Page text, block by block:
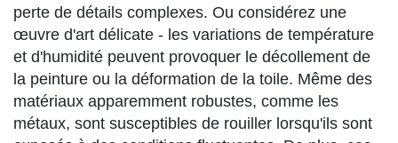
perte de détails complexes. Ou considérez une
œuvre d'art délicate - les variations de température
et d'humidité peuvent provoquer le décollement de
la peinture ou la déformation de la toile. Même des
matériaux apparemment robustes, comme les
métaux, sont susceptibles de rouiller lorsqu'ils sont